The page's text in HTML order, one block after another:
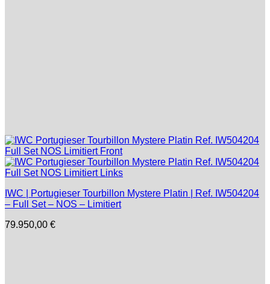
IWC | Portugieser Tourbillon Mystere Platin | Ref. IW504204
– Full Set – NOS – Limitiert
79.950,00 €